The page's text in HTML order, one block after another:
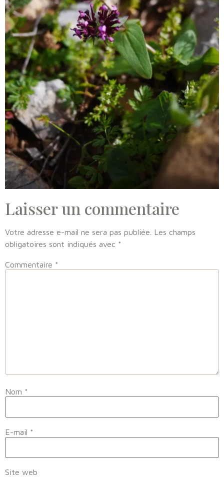
Laisser un commentaire
Votre adresse e-mail ne sera pas publiée. Les champs
obligatoires sont indiqués avec *
Commentaire *
Nom *
E-mail *
Site web